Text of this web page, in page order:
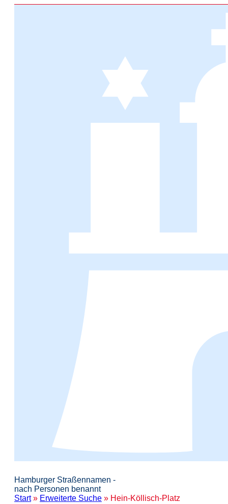
Hamburger Straßennamen -
nach Personen benannt
Start» Erweiterte Suche » Hein-Köllisch-Platz